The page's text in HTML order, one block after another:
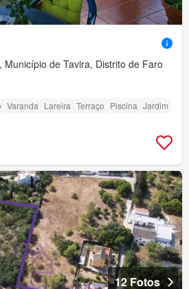
Município de Tavira, Distrito de Faro
Varanda Lareira Terraço Piscina Jardim
12 Fotos